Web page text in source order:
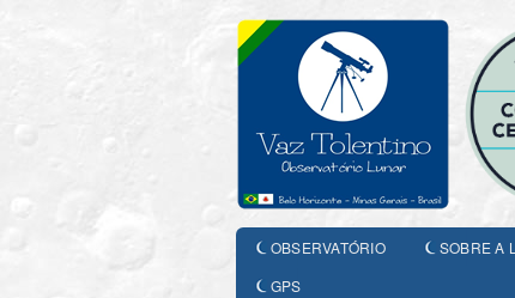
OBSERVATÓRIO SOBRE A
GPS